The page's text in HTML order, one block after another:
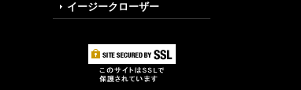
イージークローザー